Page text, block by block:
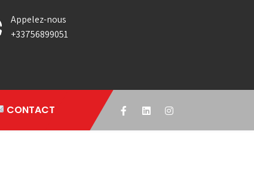
Appelez-nous
+33756899051
CONTACT